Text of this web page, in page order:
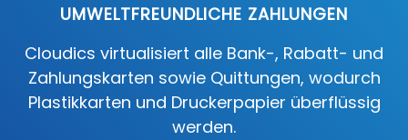
UMWELTFREUNDLICHE ZAHLUNGEN
Cloudics virtualisiert alle Bank-, Rabatt- und
Zahlungskarten sowie Quittungen, wodurch
Plastikkarten und Druckerpapier überflüssig
werden.